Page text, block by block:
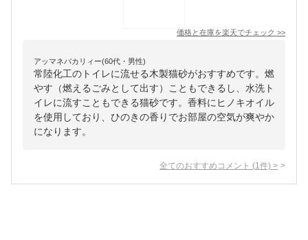
価格と在庫を楽天でチェック >>
アッマネバカリィー(60代・男性)
常陸化工のトイレに流せる木製猫砂がおすすめです。燃
やす（燃えるごみとして出す）こともできるし、水洗ト
イレに流すこともできる猫砂です。香料にヒノキオイル
を使用しており、ひのきの香りでお部屋の空気が爽やか
になります。
全てのおすすめコメント (1 件) >